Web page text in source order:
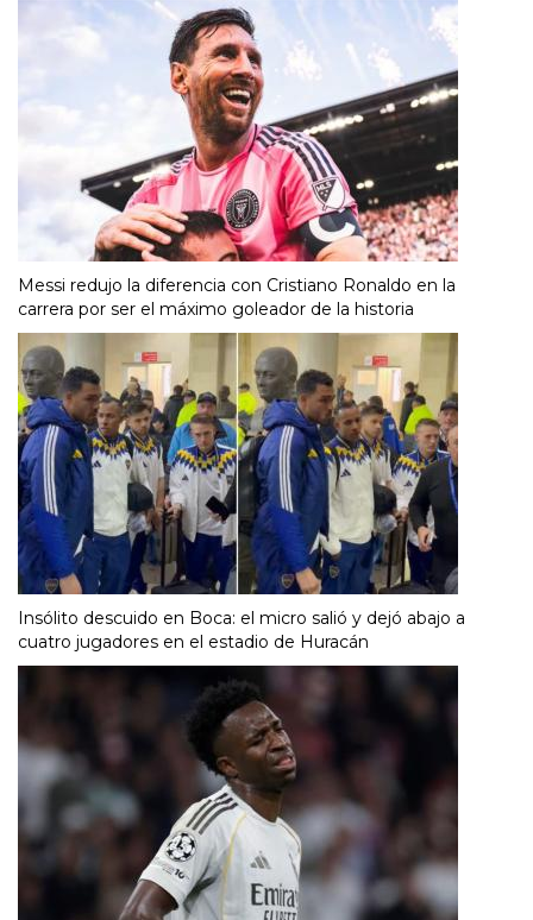
Messi redujo la diferencia con Cristiano Ronaldo en la
carrera por ser el máximo goleador de la historia
Insólito descuido en Boca: el micro salió y dejó abajo a
cuatro jugadores en el estadio de Huracán